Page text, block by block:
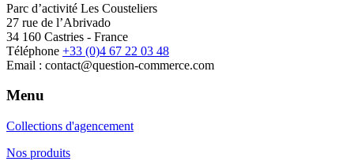
Parc d’activité Les Cousteliers
27 rue de l’Abrivado
34 160 Castries - France
Téléphone +33 (0)4 67 22 03 48
Email : contact@question-commerce.com
Menu
Collections d'agencement
Nos produits